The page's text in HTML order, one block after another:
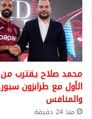
محمد صلاح يقترب
الأول مع طرابزون
والمنافس
منذ 24 دقيقة